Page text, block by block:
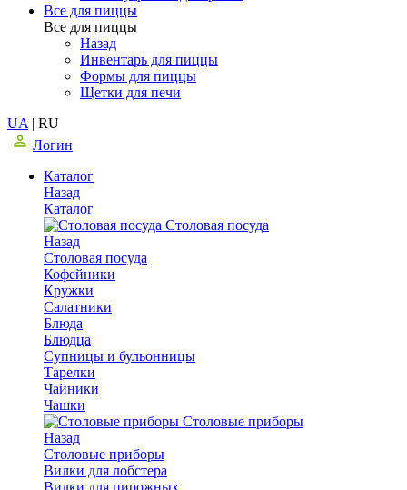
Все для пиццы
Все для пиццы
Назад
Инвентарь для пиццы
Формы для пиццы
Щетки для печи
UA | RU
Логин
Каталог
Назад
Каталог
Столовая посуда
Назад
Столовая посуда
Кофейники
Кружки
Салатники
Блюда
Блюдца
Супницы и бульонницы
Тарелки
Чайники
Чашки
Cтоловые приборы
Назад
Cтоловые приборы
Вилки для лобстера